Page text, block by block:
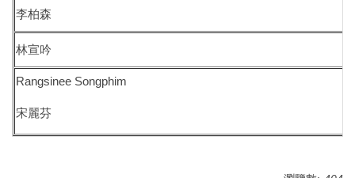
李柏森
林宣吟
Rangsinee Songphim
宋麗芬